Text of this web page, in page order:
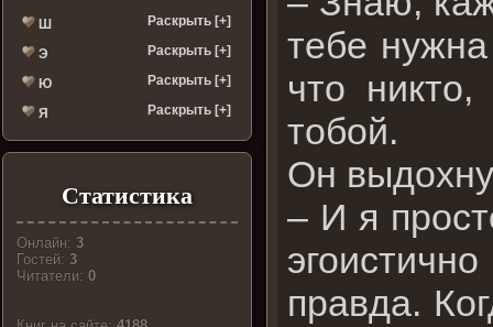
Ш Раскрыть [+]
Э Раскрыть [+]
Ю Раскрыть [+]
Я Раскрыть [+]
Статистика
Онлайн:3
Гостей:3
Читатели:0
тебе
что
тобой.
Он
– И я
правда.